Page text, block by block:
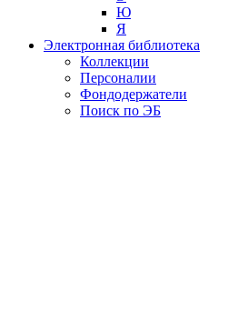
Ю
Я
Электронная библиотека
Коллекции
Персоналии
Фондодержатели
Поиск по ЭБ